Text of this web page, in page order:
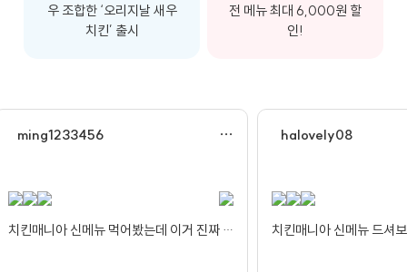
우 조합한 ‘오리지날 새우
치킨’ 출시
전 메뉴 최대 6,000원 할
인!
치킨매니아 신메뉴 먹어봤는데 이거 진짜 조합 미쳤어요
halovely08